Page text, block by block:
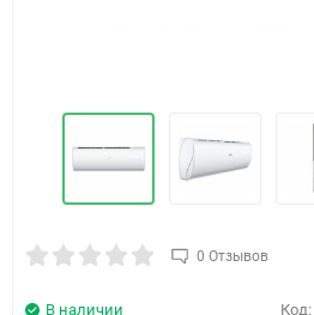
0 Отзывов
Код:
В наличии